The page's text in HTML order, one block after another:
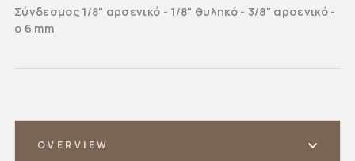
Σύνδεσμος 1/8" αρσενικό - 1/8" θυληκό - 3/8" αρσενικό -
o 6 mm
OVERVIEW